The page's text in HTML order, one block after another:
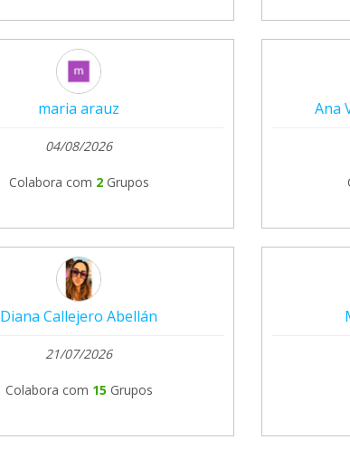
maria arauz
04/08/2026
Colabora com 2 Grupos
Ana
Diana Callejero Abellán
21/07/2026
Colabora com 15 Grupos